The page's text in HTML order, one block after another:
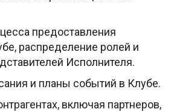
предоставления
распределение ролей и
Исполнителя.
и планы событий в Клубе.
включая партнеров,